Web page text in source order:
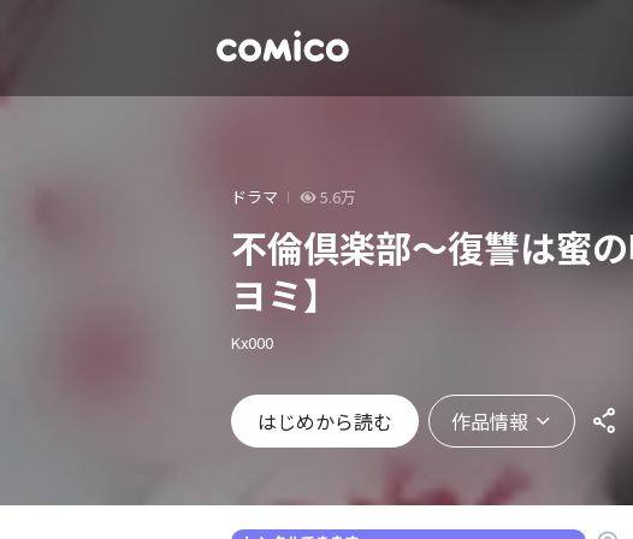
ドラマ 5.6万
不倫倶楽部～復讐は蜜
ヨミ】
Kx000
はじめから読む 作品情報